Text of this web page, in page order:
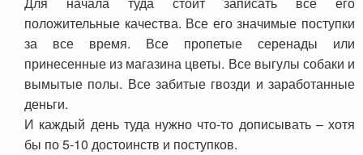
положительные качества. Все его значимые поступки
за все время. Все пропетые серенады или
принесенные из магазина цветы. Все выгулы собаки и
вымытые полы. Все забитые гвозди и заработанные
деньги.
И каждый день туда нужно что-то дописывать – хотя
бы по 5-10 достоинств и поступков.